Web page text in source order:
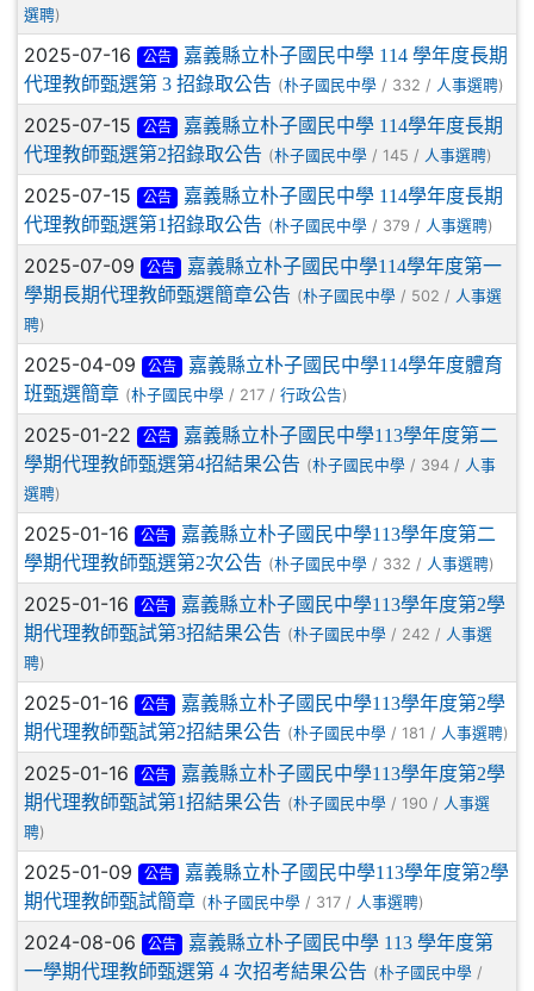
選聘)
2025-07-16 公告
嘉義縣立朴子國民中學 114 學年度長期
代理教師甄選第 3 招錄取公告 (朴子國民中學 / 332 / 人事選聘)
2025-07-15 公告
嘉義縣立朴子國民中學 114學年度長期
代理教師甄選第2招錄取公告 (朴子國民中學 / 145 / 人事選聘)
2025-07-15 公告
嘉義縣立朴子國民中學 114學年度長期
代理教師甄選第1招錄取公告 (朴子國民中學 / 379 / 人事選聘)
2025-07-09 公告
嘉義縣立朴子國民中學114學年度第一
學期長期代理教師甄選簡章公告 (朴子國民中學 / 502 / 人事選
聘)
2025-04-09 公告
嘉義縣立朴子國民中學114學年度體育
班甄選簡章 (朴子國民中學 / 217 / 行政公告)
2025-01-22 公告
嘉義縣立朴子國民中學113學年度第二
學期代理教師甄選第4招結果公告 (朴子國民中學 / 394 / 人事
選聘)
2025-01-16 公告
嘉義縣立朴子國民中學113學年度第二
學期代理教師甄選第2次公告 (朴子國民中學 / 332 / 人事選聘)
2025-01-16 公告
嘉義縣立朴子國民中學113學年度第2學
期代理教師甄試第3招結果公告 (朴子國民中學 / 242 / 人事選
聘)
2025-01-16 公告
嘉義縣立朴子國民中學113學年度第2學
期代理教師甄試第2招結果公告 (朴子國民中學 / 181 / 人事選聘)
2025-01-16 公告
嘉義縣立朴子國民中學113學年度第2學
期代理教師甄試第1招結果公告 (朴子國民中學 / 190 / 人事選
聘)
2025-01-09 公告
嘉義縣立朴子國民中學113學年度第2學
期代理教師甄試簡章 (朴子國民中學 / 317 / 人事選聘)
2024-08-06 公告
嘉義縣立朴子國民中學 113 學年度第
一學期代理教師甄選第 4 次招考結果公告 (朴子國民中學 /